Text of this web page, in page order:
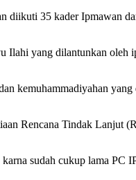
diikuti 35 kader Ipmawan
Ilahi yang dilantunkan oleh
kemuhammadiyahan
Rencana Tindak
sudah cukup lama